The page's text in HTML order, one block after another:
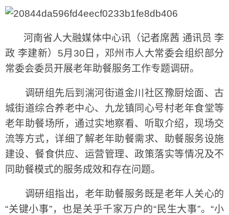
河南省人大融媒体中心讯（记者席茜 通讯员 李
政 李建新）5月30日，邓州市人大常委会组织部分
常委会委员开展老年助餐服务工作专题调研。
调研组先后到湍河街道金川社区豫厨烩面、古
城街道综合养老中心、九龙镇同心号村老年食堂等
老年助餐场所，通过实地察看、听取介绍，现场交
流等方式，详细了解老年助餐需求、助餐服务设施
建设、餐食供应、运营管理、政策落实等情况及不
同助餐模式的服务成效和存在问题。
调研组指出，老年助餐服务既是老年人关心的
“关键小事”，也是关乎千家万户的“民生大事”。“小